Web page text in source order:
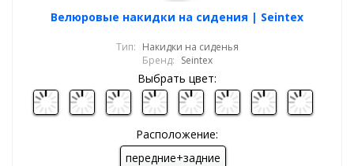
Велюровые накидки на сидения | Seintex
Тип: Накидки на сиденья
Бренд: Seintex
Выбрать цвет:
Расположение:
передние+задние